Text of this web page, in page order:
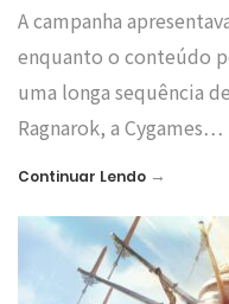
A campanha
enquanto o conteúdo
uma longa sequência
Ragnarok, a Cygames…
Continuar Lendo →